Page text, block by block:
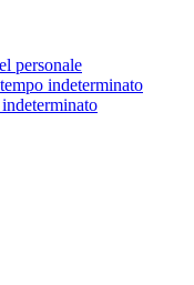
personale
indeterminato